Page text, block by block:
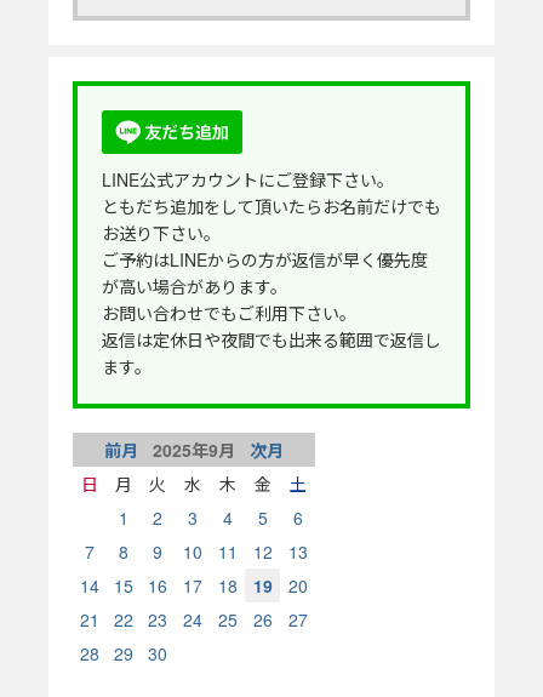
LINE公式アカウントにご登録下さい。
ともだち追加をして頂いたらお名前だけでも
お送り下さい。
ご予約はLINEからの方が返信が早く優先度
が高い場合があります。
お問い合わせでもご利用下さい。
返信は定休日や夜間でも出来る範囲で返信し
ます。
前月 2025年9月
次月
日
月 火 水 木 金
土
1
2 3 4 5
6
7
8 9 10 11 12
13
14
15 16 17 18 19
20
21
22 23 24 25 26
27
28
29 30